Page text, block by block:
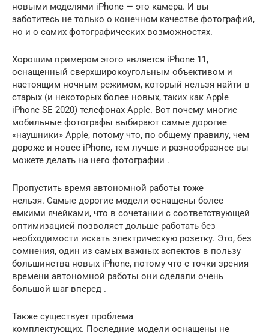
новыми моделями iPhone — это камера. И вы
заботитесь не только о конечном качестве фотографий,
но и о самих фотографических возможностях.
Хорошим примером этого является iPhone 11,
оснащенный сверхширокоугольным объективом и
настоящим ночным режимом, который нельзя найти в
старых (и некоторых более новых, таких как Apple
iPhone SE 2020) телефонах Apple. Вот почему многие
мобильные фотографы выбирают самые дорогие
«наушники» Apple, потому что, по общему правилу, чем
дороже и новее iPhone, тем лучше и разнообразнее вы
можете делать на него фотографии .
Пропустить время автономной работы тоже
нельзя. Самые дорогие модели оснащены более
емкими ячейками, что в сочетании с соответствующей
оптимизацией позволяет дольше работать без
необходимости искать электрическую розетку. Это, без
сомнения, один из самых важных аспектов в пользу
большинства новых iPhone, потому что с точки зрения
времени автономной работы они сделали очень
большой шаг вперед .
Также существует проблема
комплектующих. Последние модели оснащены не